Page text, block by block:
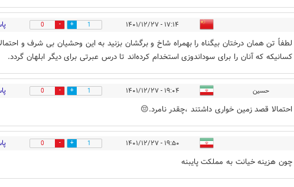
۱۷:۱۴ - ۱۴۰۱/۱۲/۲۷ 1
0
لطفاً تن همان درختان بیگناه را بهمراه شاخ و برگشان بزنید به این وحشیان بی شرف و
کسانیکه که آنان را برای سوداندوزی استخدام کرده‌اند تا درس عبرتی برای دیگر ابلهان گردد.
حسین ۱۹:۰۴ - ۱۴۰۱/۱۲/۲۷ 1
0
احتمالا قصد زمین خواری داشتند ،چقدر نامرد.😔
۱۹:۵۰ - ۱۴۰۱/۱۲/۲۷ 1
0
چون هزینه خیانت به مملکت پایبنه